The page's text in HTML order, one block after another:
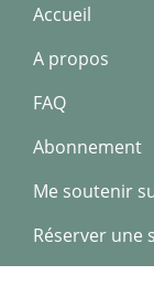
Accueil
A propos
FAQ
Abonnement
Me soutenir
Réserver une